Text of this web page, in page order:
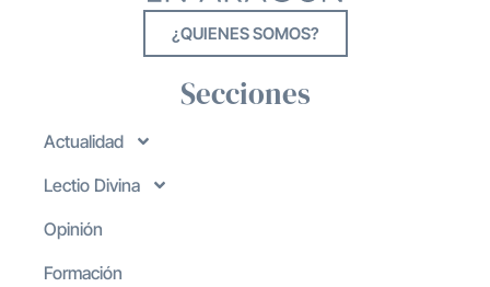
¿QUIENES SOMOS?
Secciones
Actualidad
Lectio Divina
Opinión
Formación